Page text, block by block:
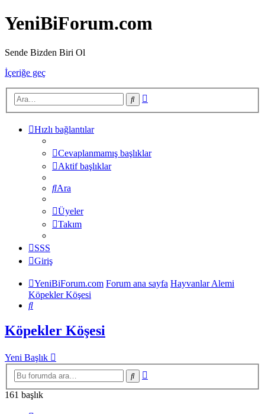
YeniBiForum.com
Sende Bizden Biri Ol
İçeriğe geç
Ara
Hızlı bağlantılar
Cevaplanmamış başlıklar
Aktif başlıklar
Ara
Üyeler
Takım
SSS
Giriş
YeniBiForum.com Forum ana sayfa Hayvanlar Alemi
Köpekler Köşesi
Ara
Köpekler Köşesi
Yeni Başlık
Ara
161 başlık